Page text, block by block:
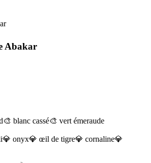
Abakar
🎨 blanc cassé🎨 vert émeraude
💎 onyx💎 œil de tigre💎 cornaline💎